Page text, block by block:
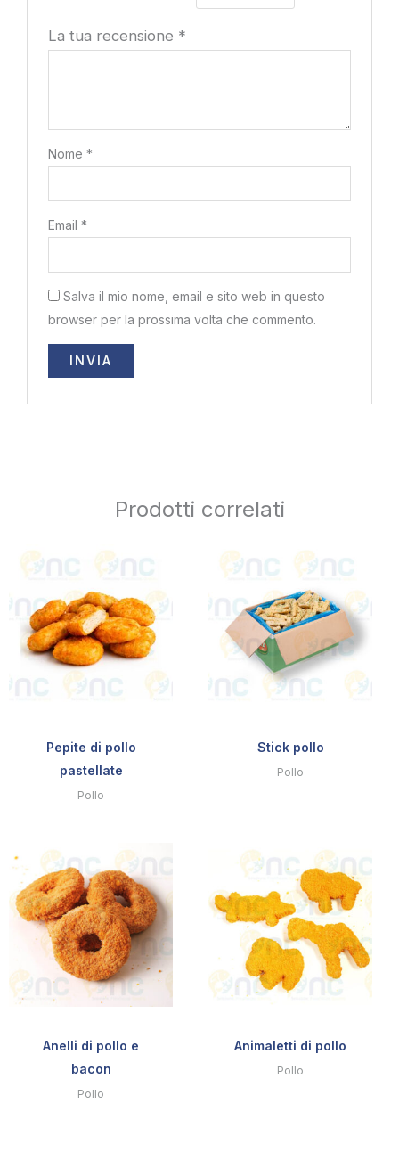
La tua recensione *
Nome*
Email*
Salva il mio nome, email e sito web in questo
browser per la prossima volta che commento.
Prodotti correlati
Pepite di pollo
pastellate
Pollo
Stick pollo
Pollo
Anelli di pollo e
bacon
Pollo
Animaletti di pollo
Pollo